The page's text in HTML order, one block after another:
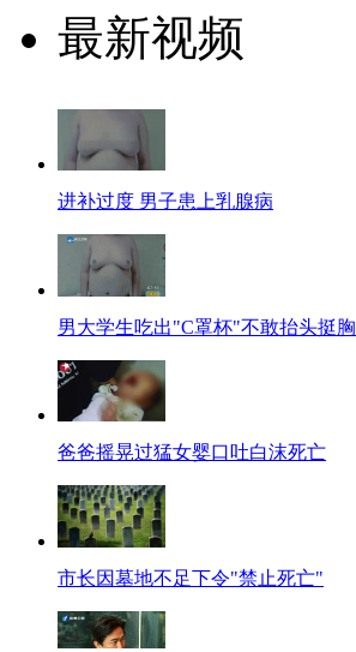
最新视频
进补过度 男子患上乳腺病
男大学生吃出"C罩杯"不敢抬头挺胸
爸爸摇晃过猛女婴口吐白沫死亡
市长因墓地不足下令"禁止死亡"